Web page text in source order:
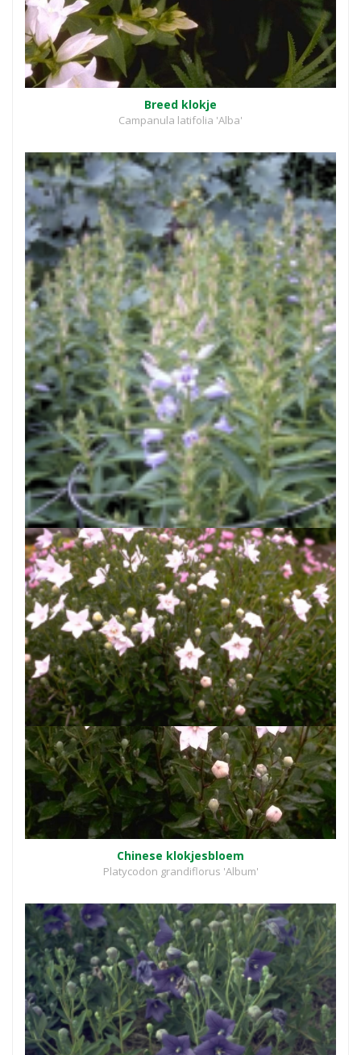
Breed klokje
Campanula latifolia 'Alba'
Breedbladig klokje
Campanula latifolia 'Gloaming'
Chinese klokjesbloem
Platycodon grandiflorus 'Album'